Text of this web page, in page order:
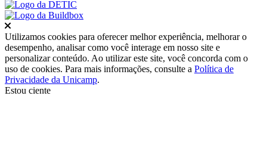
Fechar
Utilizamos cookies para oferecer melhor experiência, melhorar o
desempenho, analisar como você interage em nosso site e
personalizar conteúdo. Ao utilizar este site, você concorda com o
uso de cookies. Para mais informações, consulte a Política de
Privacidade da Unicamp.
Estou ciente